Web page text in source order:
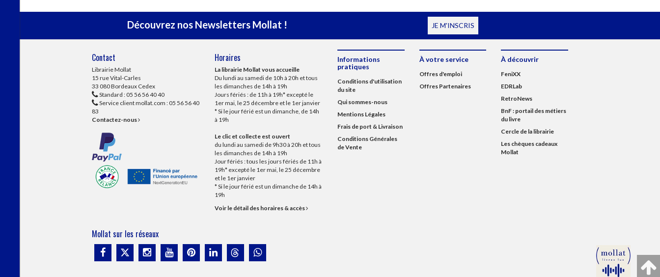
Découvrez nos Newsletters Mollat ! JE M'INSCRIS
Informations
pratiques
Conditions d'utilisation
du site
Qui sommes-nous
Mentions Légales
Frais de port & Livraison
Conditions Générales
de Vente
À votre service
Offres d'emploi
Offres Partenaires
À découvrir
FeniXX
EDRLab
RetroNews
BnF : portail des métiers
du livre
Cercle de la librairie
Les chèques cadeaux
Mollat
Contact
Librairie Mollat
15 rue Vital-Carles
33 080 Bordeaux Cedex
Standard : 05 56 56 40 40
Service client mollat.com : 05 56 56 40
83
Contactez-nous
Horaires
La librairie Mollat vous accueille
Du lundi au samedi de 10h à 20h et tous
les dimanches de 14h à 19h
Jours fériés : de 11h à 19h* excepté le
1er mai, le 25 décembre et le 1er janvier
* Si le jour férié est un dimanche, de 14h
à 19h
Le clic et collecte est ouvert
du lundi au samedi de 9h30 à 20h et tous
les dimanches de 14h à 19h
Jour fériés : tous les jours fériés de 11h à
19h* excepté le 1er mai, le 25 décembre
et le 1er janvier
* Si le jour férié est un dimanche de 14h à
19h
Voir le détail des horaires & accès
Mollat sur les réseaux